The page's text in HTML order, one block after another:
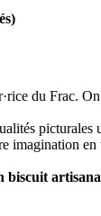
du
imagination